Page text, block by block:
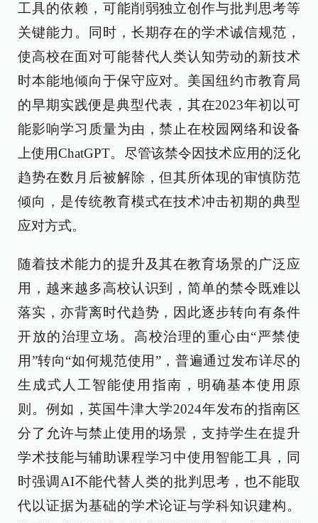
工具的依赖，可能削弱独立创作与批判思考等
关键能力。同时，长期存在的学术诚信规范，
使高校在面对可能替代人类认知劳动的新技术
时本能地倾向于保守应对。美国纽约市教育局
的早期实践便是典型代表，其在2023年初以可
能影响学习质量为由，禁止在校园网络和设备
上使用ChatGPT。尽管该禁令因技术应用的泛化
趋势在数月后被解除，但其所体现的审慎防范
倾向，是传统教育模式在技术冲击初期的典型
应对方式。
随着技术能力的提升及其在教育场景的广泛应
用，越来越多高校认识到，简单的禁令既难以
落实，亦背离时代趋势，因此逐步转向有条件
开放的治理立场。高校治理的重心由“严禁使
用”转向“如何规范使用”，普遍通过发布详尽的
生成式人工智能使用指南，明确基本使用原
则。例如，英国牛津大学2024年发布的指南区
分了允许与禁止使用的场景，支持学生在提升
学术技能与辅助课程学习中使用智能工具，同
时强调AI不能代替人类的批判思考，也不能取
代以证据为基础的学术论证与学科知识建构。